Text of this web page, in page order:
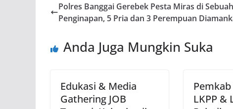
Polres Banggai Gerebek Pesta Miras di Sebuah
Penginapan, 5 Pria dan 3 Perempuan
Anda Juga Mungkin Suka
Edukasi & Media
Gathering JOB
LKPP &